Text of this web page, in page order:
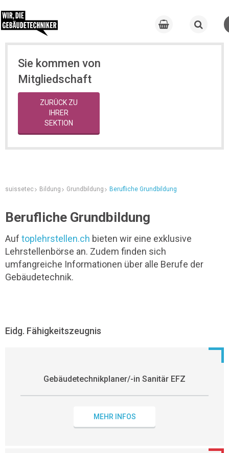
Sie kommen von
Mitgliedschaft
ZURÜCK ZU
IHRER
SEKTION
suissetec Bildung Grundbildung Berufliche Grundbildung
Berufliche Grundbildung
Auf toplehrstellen.ch bieten wir eine exklusive
Lehrstellenbörse an. Zudem finden sich
umfangreiche Informationen über alle Berufe der
Gebäudetechnik.
Eidg. Fähigkeitszeugnis
Gebäudetechnikplaner/-in Sanitär EFZ
MEHR INFOS